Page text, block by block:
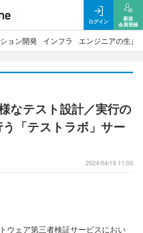
ログイン
新規
会員登録
ョン開発 インフラ エンジニアの生き
なテスト設計／実行の
「テストラボ」サー
2024/04/19 11:00
ウェア第三者検証サービスにおい